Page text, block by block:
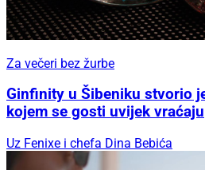
Za večeri bez žurbe
Ginfinity u Šibeniku stvorio
kojem se gosti uvijek vraćaju
Uz Fenixe i chefa Dina Bebića